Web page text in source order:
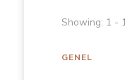
Showing: 1 -
GENEL